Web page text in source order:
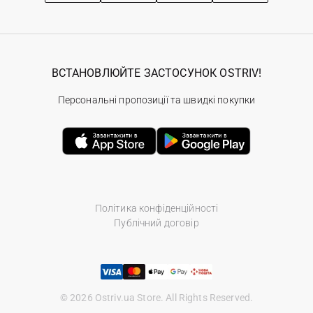
Політика конфіденційності
Публічний договір
© 2026 Ostriv.ua Store. All Rights Reserved.
ВСТАНОВЛЮЙТЕ ЗАСТОСУНОК OSTRIV!
Персональні пропозиції та швидкі покупки